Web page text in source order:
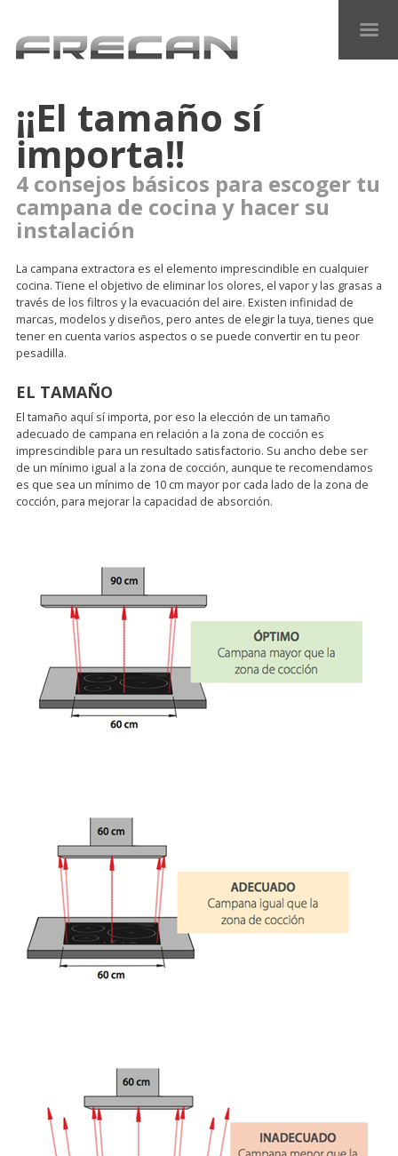
¡¡El tamaño sí
importa!!
4 consejos básicos para escoger tu
campana de cocina y hacer su
instalación
La campana extractora es el elemento imprescindible en cualquier
cocina. Tiene el objetivo de eliminar los olores, el vapor y las grasas a
través de los filtros y la evacuación del aire. Existen infinidad de
marcas, modelos y diseños, pero antes de elegir la tuya, tienes que
tener en cuenta varios aspectos o se puede convertir en tu peor
pesadilla.
EL TAMAÑO
El tamaño aquí sí importa, por eso la elección de un tamaño
adecuado de campana en relación a la zona de cocción es
imprescindible para un resultado satisfactorio. Su ancho debe ser
de un mínimo igual a la zona de cocción, aunque te recomendamos
es que sea un mínimo de 10 cm mayor por cada lado de la zona de
cocción, para mejorar la capacidad de absorción.